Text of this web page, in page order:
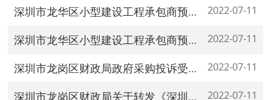
深圳市龙华区小型建设工程承包商预选库管理办法实施细则 2022-07-11
深圳市龙华区小型建设工程承包商预选库 2022-07-11
深圳市龙岗区财政局政府采购投诉受理渠道和投诉处理流程图 2022-07-11
深圳市龙岗区财政局关于转发《深圳市财政局关于落实有关政府采购优惠政策的意见》的通知 2022-07-11